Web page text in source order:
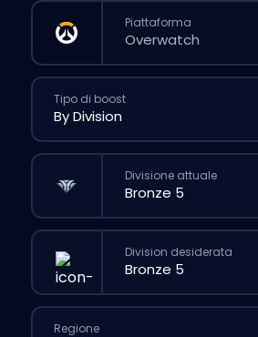
Piattaforma
Tipo di boost
Divisione attuale
Division desiderata
Regione